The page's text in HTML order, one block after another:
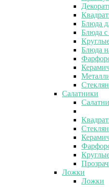
Блюда
Блюда
Блюда
Салатники
Ложки
Ложки